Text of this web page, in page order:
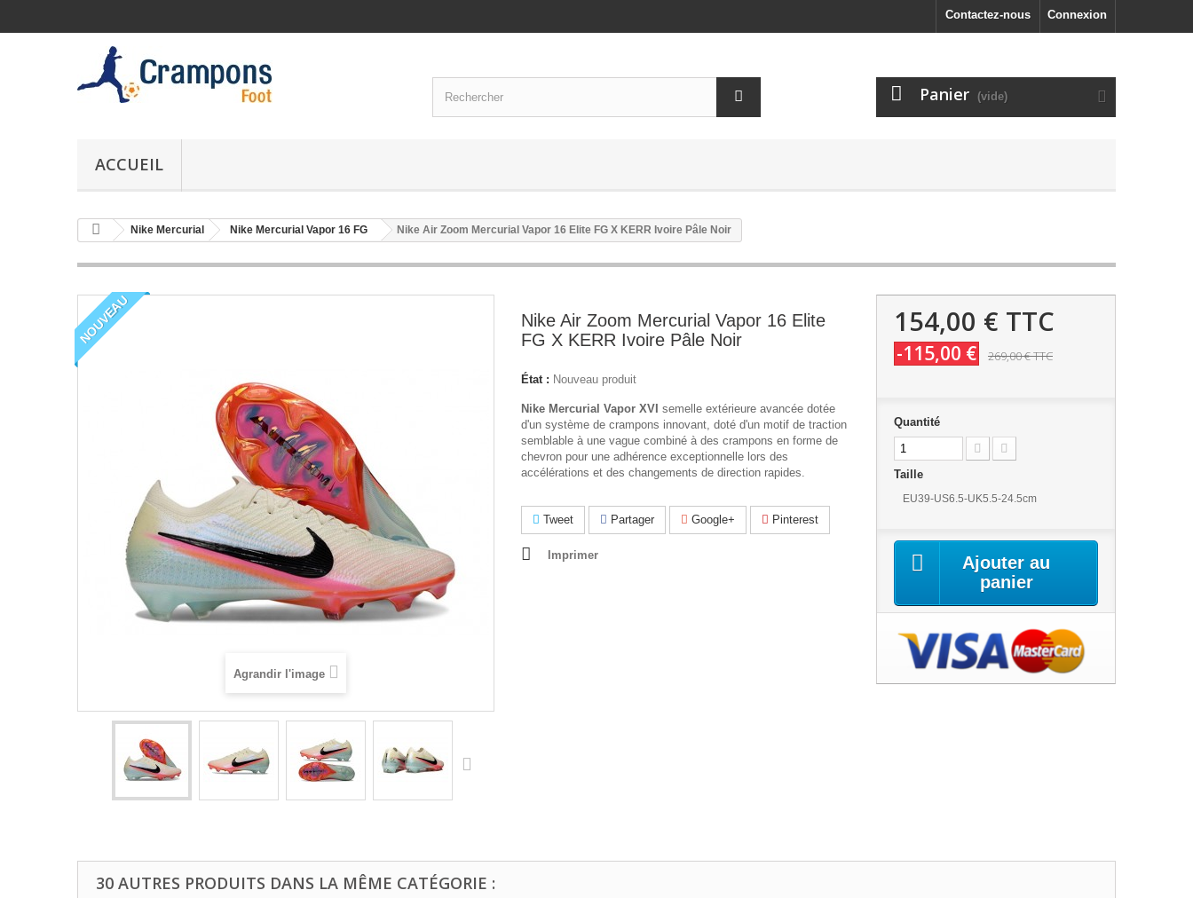
Connexion
Contactez-nous
Panier (vide)
ACCUEIL
Nike Mercurial Nike Mercurial Vapor 16 FG Nike Air Zoom Mercurial Vapor 16 Elite FG X KERR Ivoire Pâle Noir
NOUVEAU
Agrandir l'image
Nike Air Zoom Mercurial Vapor 16 Elite
FG X KERR Ivoire Pâle Noir
État : Nouveau produit
Nike Mercurial Vapor XVI semelle extérieure avancée dotée
d'un système de crampons innovant, doté d'un motif de traction
semblable à une vague combiné à des crampons en forme de
chevron pour une adhérence exceptionnelle lors des
accélérations et des changements de direction rapides.
Tweet Partager Google+ Pinterest
Imprimer
154,00 € TTC
-115,00 € 269,00 €TTC
Quantité
Taille
EU39-US6.5-UK5.5-24.5cm
Ajouter au
panier
30 AUTRES PRODUITS DANS LA MÊME CATÉGORIE :